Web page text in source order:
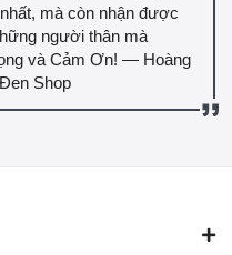
mà còn nhận được
người thân mà
và Cảm Ơn! — Hoàng
Shop